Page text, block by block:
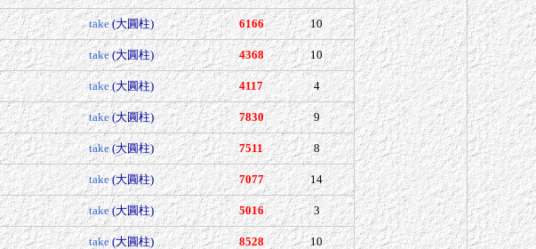
take (大圓柱) 6166 10
take (大圓柱) 4368 10
take (大圓柱) 4117 4
take (大圓柱) 7830 9
take (大圓柱) 7511 8
take (大圓柱) 7077 14
take (大圓柱) 5016 3
take (大圓柱) 8528 10